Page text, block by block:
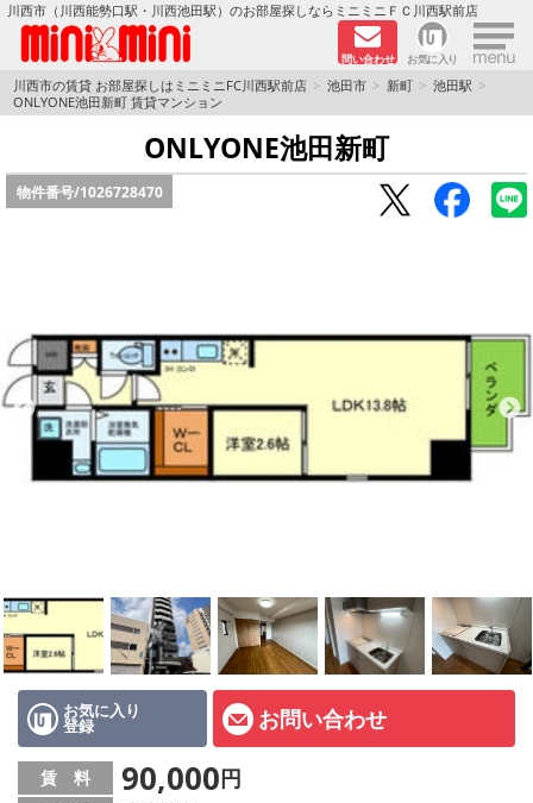
川西市（川西能勢口駅・川西池田駅）のお部屋探しならミニミニＦＣ川西駅前店
問い合わせ お気に入り ×
TOPページ
ペットOKの物件
地域から探す
地図から探す
LINEおともだち
会社概要
メールでお問い合わせ
川西市の賃貸 お部屋探しはミニミニFC川西駅前店 池田市 新町
池田駅
ONLYONE池田新町 賃貸マンション
ONLYONE池田新町
物件番号/1026728470
お気に入り
登録 お問い合わせ
賃 料 90,000円